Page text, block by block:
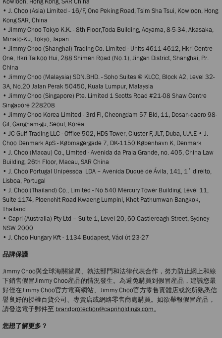
• J. Choo (Asia) Limited - 16/F, One Peking Road, Tsim Sha Tsui, Kowloon, Hong
Kong SAR, China
• Jimmy Choo Tokyo K.K. - 8th Floor,Toda Building, Aoyama, 8-5-34, Akasaka,
Minato-Ku, Tokyo, Japan
• Jimmy Choo (Shanghai) Trading Co. Limited - Units 4611-4612, Hkri Centre
One, Hkri Taikoo Hui, 288 Shimen Road (No.1), Jingan District, Shanghai, P.r.
China
• Jimmy Choo (Malaysia) SDN.BHD. - Soho Suites @ KLCC, Block A2, Level 32-
3A, No.20 Jalan Perak 50450, Kuala Lumpur, Malaysia
• Jimmy Choo (Singapore) Pte. Limited 1 Scotts Road #21-08 Shaw Centre
Singapore 228208
• Jimmy Choo Korea Limited - 3rd Fl, Cheongdam 57 Bld, 11, Dosan-daero 98-
Gil, Gangnam-gu, Seoul, Korea
• JC Gulf Trading LLC - Office 502, HDS Tower, Cluster F, JLT, Duba, U.A.E • J.
Choo Denmark ApS - Købmagergade 7, DK-1150 København K, Denmark
• J. Choo (Macau) Co., Limited - Avenida da Praia Grande, no. 405, China Law
Building, 26th Floor, Macau, SAR China
• J. Choo Portugal Unipessoal LDA – Avenida Duque de Ávila, 141, 1˚ direito,
Lisboa, Portugal
• J. Choo (Thailand) Co., Limited - No 540 Mercury Tower Building, Level 11,
Suite 1174, Ploenchit Road Kwaeng Lumpini, Khet Pathumwan Bangkok,
Thailand
• Capri (Australia) Pty Ltd – Suite 1, Level 20, 60 Castlereagh Street, Sydney
NSW 2000
• J. Choo Hungary Kft - 1134 Budapest, Váci ύt 23-27
品牌保護
Jimmy Choo與全球海關當局、執法部門和法律代表合作，努力防止網上和線
下銷售假冒Jimmy Choo産品的情況發生。為避免購買到假冒産品，建議您最
好僅在Jimmy Choo官方電商網站、Jimmy Choo官方零售實體店或您所熟悉信
譽良好的授權百貨公司、專賣店或網絡零售商處購買。如欲舉報假冒産品，
請發送電子郵件至 brandprotection@capriholdings.com。
您想了解更多？